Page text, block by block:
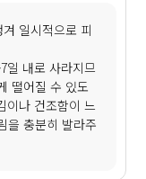
일시적으로 피
일 내로 사라지므
떨어질 수 있도
이나 건조함이 느
을 충분히 발라주